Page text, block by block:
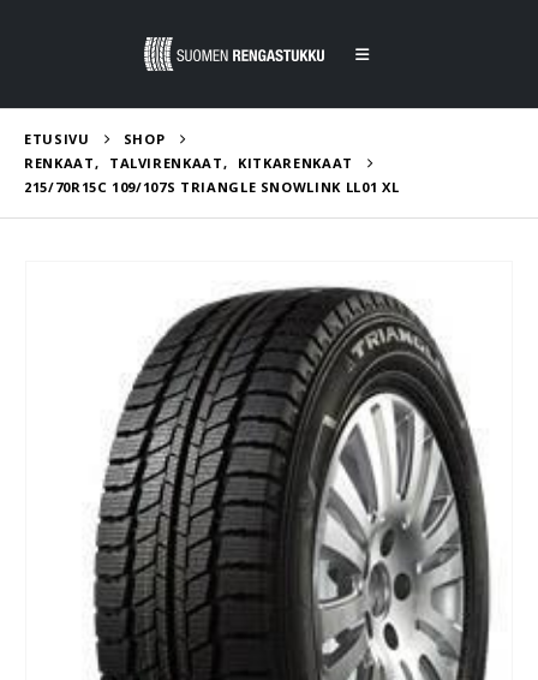
ETUSIVU
SHOP
RENKAAT, TALVIRENKAAT,
KITKARENKAAT
215/70R15C 109/107S TRIANGLE SNOWLINK LL01 XL